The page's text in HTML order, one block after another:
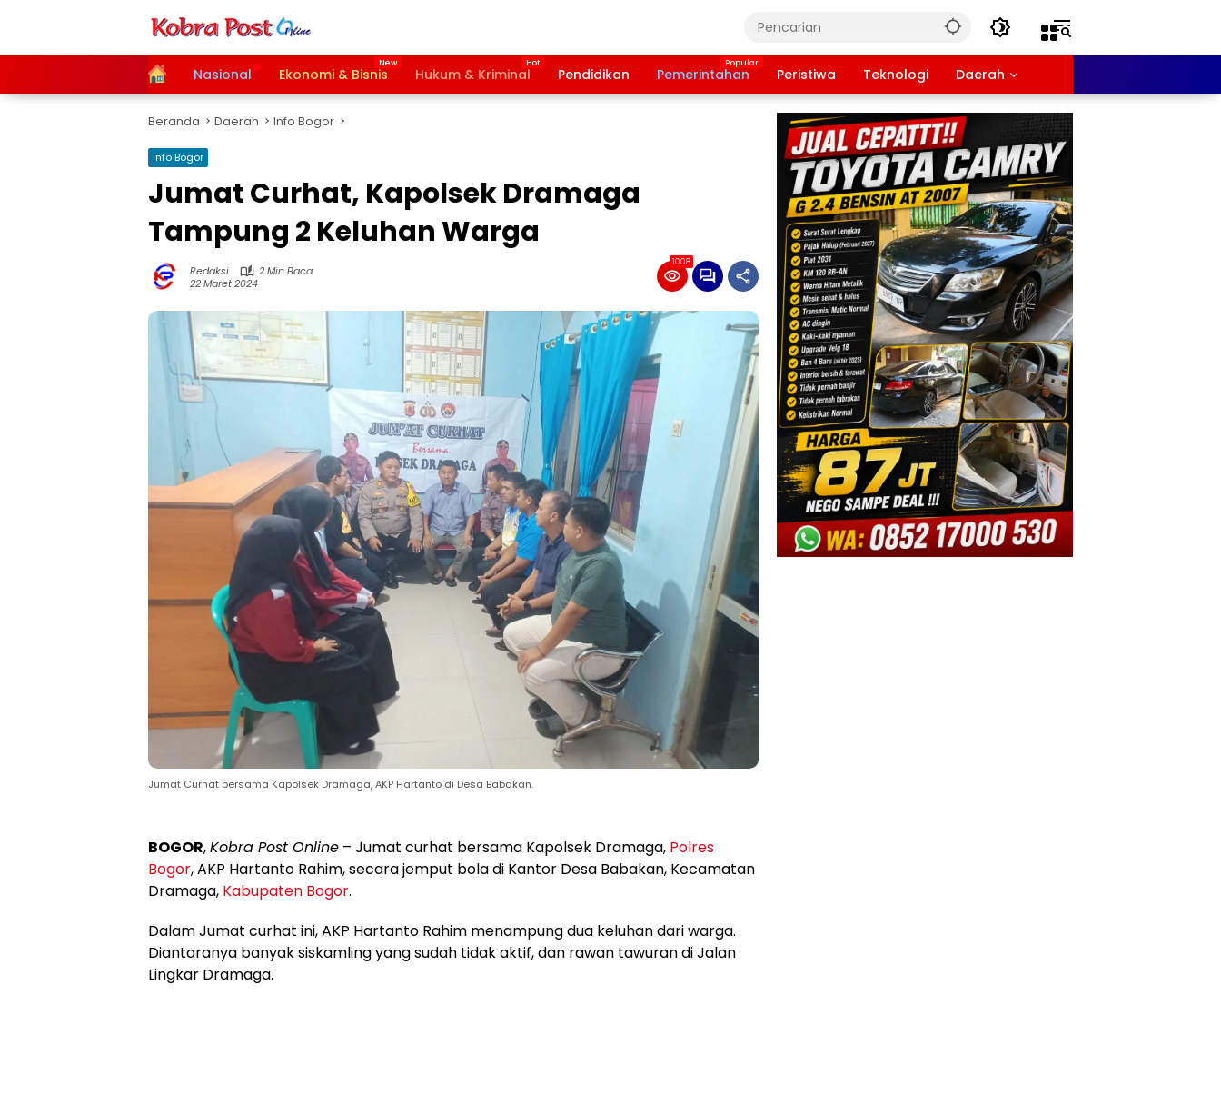
HomeNasional Ekonomi & Bisnis Hukum & Kriminal Pendidikan Pemerintahan Peristiwa Teknologi Daerah
Beranda Daerah Info Bogor
Info Bogor
Jumat Curhat, Kapolsek Dramaga
Tampung 2 Keluhan Warga
Redaksi
2 Min Baca
22 Maret 2024
1008
Jumat Curhat bersama Kapolsek Dramaga, AKP Hartanto di Desa Babakan.
BOGOR,Kobra Post Online – Jumat curhat bersama Kapolsek Dramaga, Polres
Bogor, AKP Hartanto Rahim, secara jemput bola di Kantor Desa Babakan, Kecamatan
Dramaga, Kabupaten Bogor.
Dalam Jumat curhat ini, AKP Hartanto Rahim menampung dua keluhan dari warga.
Diantaranya banyak siskamling yang sudah tidak aktif, dan rawan tawuran di Jalan
Lingkar Dramaga.